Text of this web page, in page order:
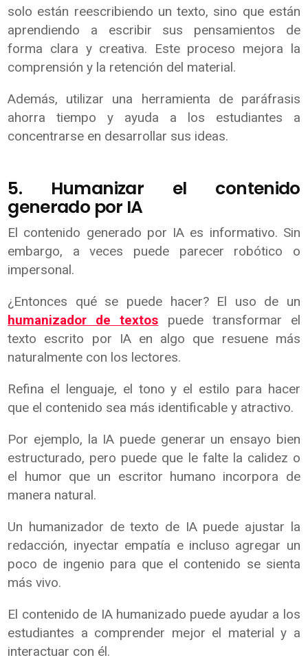
solo están reescribiendo un texto, sino que están
aprendiendo a escribir sus pensamientos de
forma clara y creativa. Este proceso mejora la
comprensión y la retención del material.
Además, utilizar una herramienta de paráfrasis
ahorra tiempo y ayuda a los estudiantes a
concentrarse en desarrollar sus ideas.
5. Humanizar el contenido
generado por IA
El contenido generado por IA es informativo. Sin
embargo, a veces puede parecer robótico o
impersonal.
¿Entonces qué se puede hacer? El uso de un
humanizador de textos puede transformar el
texto escrito por IA en algo que resuene más
naturalmente con los lectores.
Refina el lenguaje, el tono y el estilo para hacer
que el contenido sea más identificable y atractivo.
Por ejemplo, la IA puede generar un ensayo bien
estructurado, pero puede que le falte la calidez o
el humor que un escritor humano incorpora de
manera natural.
Un humanizador de texto de IA puede ajustar la
redacción, inyectar empatía e incluso agregar un
poco de ingenio para que el contenido se sienta
más vivo.
El contenido de IA humanizado puede ayudar a los
estudiantes a comprender mejor el material y a
interactuar con él.